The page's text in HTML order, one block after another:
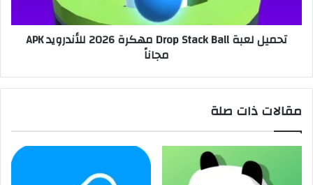
تحميل لعبة Drop Stack Ball مهكرة 2026 للأندرويد APK
مجاناً
مقالات ذات صلة